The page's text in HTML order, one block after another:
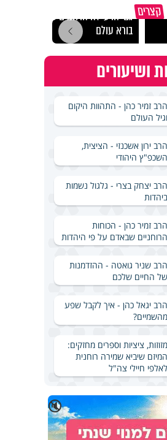
קצרים גם ׳הרע׳ זה הרחמים של
בורא עולם
ושיעורים
הרב זמיר כהן - התהוות היקום
וגיל העולם
הרב ירון אשכנזי - הציצית,
השכפ"ץ היהודי
הרב יצחק בצרי - גלגול נשמות
ביהדות
הרב זמיר כהן - הכוחות
הרוחניים שבאדם על פי היהדות
הרב שניר גואטה - ההזדמנות
של החיים שלכם
הרב יגאל כהן - איך לקבל שפע
מהשמיים?
מזוזות, ציציות וספרים מחזקים:
המיזם שיביא שמירה רוחנית
לאלפי חיילי צה"ל
🔇